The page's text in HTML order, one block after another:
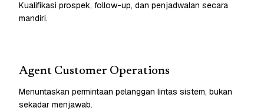
Kualifikasi prospek, follow-up, dan penjadwalan secara
mandiri.
Agent Customer Operations
Menuntaskan permintaan pelanggan lintas sistem, bukan
sekadar menjawab.